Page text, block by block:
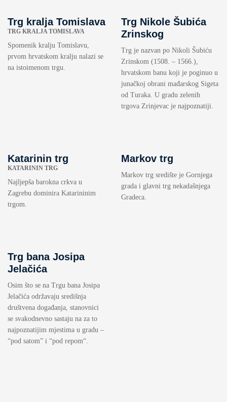
Trg kralja Tomislava
TRG KRALJA TOMISLAVA
Spomenik kralju Tomislavu,
prvom hrvatskom kralju nalazi se
na istoimenom trgu.
Trg Nikole Šubića
Zrinskog
Trg je nazvan po Nikoli Šubiću
Zrinskom (1508. – 1566.),
hrvatskom banu koji je poginuo u
junačkoj obrani mađarskog Sigeta
od Turaka. U gradu zelenih
trgova Zrinjevac je najpoznatiji.
Katarinin trg
KATARININ TRG
Najljepša barokna crkva u
Zagrebu dominira Katarininim
trgom.
Markov trg
Markov trg središte je Gornjega
grada i glavni trg nekadašnjega
Gradeca.
Trg bana Josipa
Jelačića
Osim što se na Trgu bana Josipa
Jelačića održavaju središnja
društvena događanja, stanovnici
se svakodnevno sastaju na za to
najpoznatijim mjestima u gradu –
“pod satom” i “pod repom“.